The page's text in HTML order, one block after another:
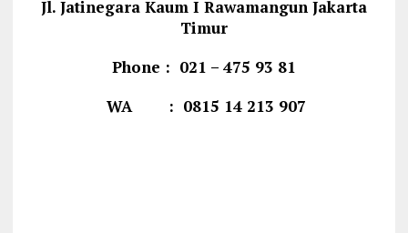
Jl. Jatinegara Kaum I Rawamangun Jakarta
Timur
Phone : 021 – 475 93 81
WA : 0815 14 213 907